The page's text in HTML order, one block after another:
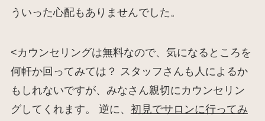
ういった心配もありませんでした。
<カウンセリングは無料なので、気になるところを
何軒か回ってみては？ スタッフさんも人によるか
もしれないですが、みなさん親切にカウンセリン
グしてくれます。 逆に、 初見でサロンに行ってみ